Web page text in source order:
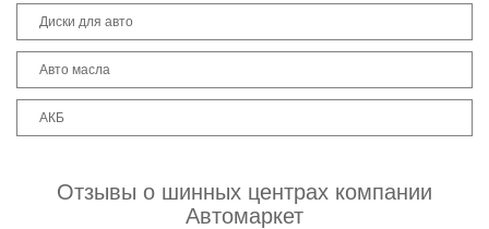
Диски для авто
Авто масла
АКБ
Отзывы о шинных центрах компании
Автомаркет